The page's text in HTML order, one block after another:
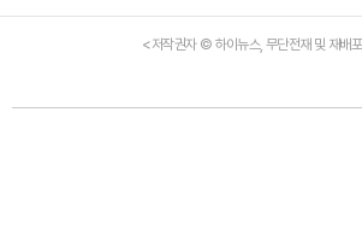
<저작권자 © 하이뉴스, 무단전재 및 재배